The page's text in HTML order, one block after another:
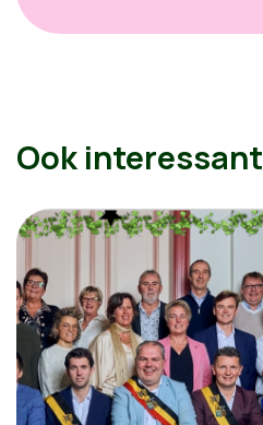
Ook interessant